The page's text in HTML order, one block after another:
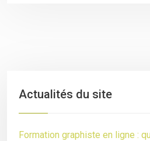
Actualités du site
Formation graphiste en ligne :